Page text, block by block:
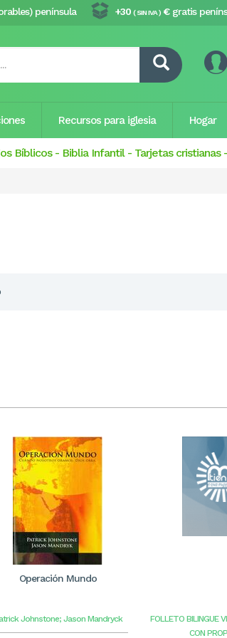
+30 ( SIN IVA ) €gratis
península
Recursos para iglesia Hogar
Bíblicos- Biblia Infantil- Tarjetas cristianas -
Operación Mundo
Johnstone; Jason Mandryck
FOLLETO BILINGUE
CON